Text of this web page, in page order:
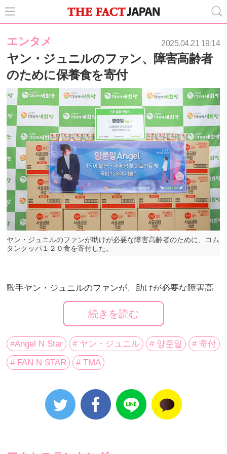
エンタメ 2025.04.21 19:14
ヤン・ジュニルのファン、障害高齢者
のために保養食を寄付
ヤン・ジュニルのファンが助けが必要な障害高齢者のために、コム
タンクッパ１２０食を寄付した。
歌手ヤン・ジュニルのファンが、助けが必要な障害高
齢者のために保養食を寄付した。
韓国の㈳もっと共に新希望は４月17日、ヤン・ジュニ
ルのファンで構成されたヤン・ジュニルAngelによる寄
続きを読む
#Angel N Star # ヤン・ジュニル # 양준일
# 寄付
# FAN N STAR
# TMA